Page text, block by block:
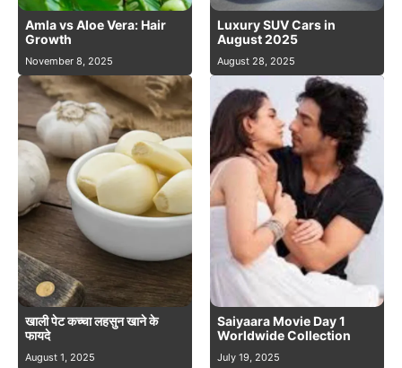
Amla vs Aloe Vera: Hair
Growth
November 8, 2025
Luxury SUV Cars in
August 2025
August 28, 2025
खाली पेट कच्चा लहसुन खाने के
फायदे
August 1, 2025
Saiyaara Movie Day 1
Worldwide Collection
July 19, 2025